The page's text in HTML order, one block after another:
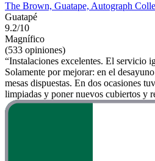
The Brown, Guatape, Autograph
Guatapé
9.2/10
Magnífico
(533 opiniones)
“Instalaciones excelentes. El servicio
Solamente por mejorar: en el
mesas dispuestas. En dos ocasiones
limpiadas y poner nuevos cubiertos y